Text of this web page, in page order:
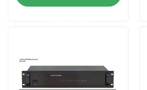
Μας ελάτε σε επαφή με